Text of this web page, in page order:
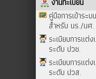
คู่มือการเข้าระ
สำหรับ นร./นศ
ระเบียบการแต่
ระดับ ปวช.
ระเบียบการแต่
ระดับ ปวส.